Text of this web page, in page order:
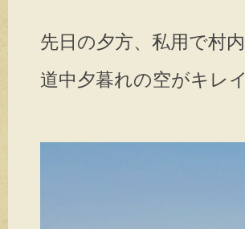
先日の夕方、私用で村
道中夕暮れの空がキレ